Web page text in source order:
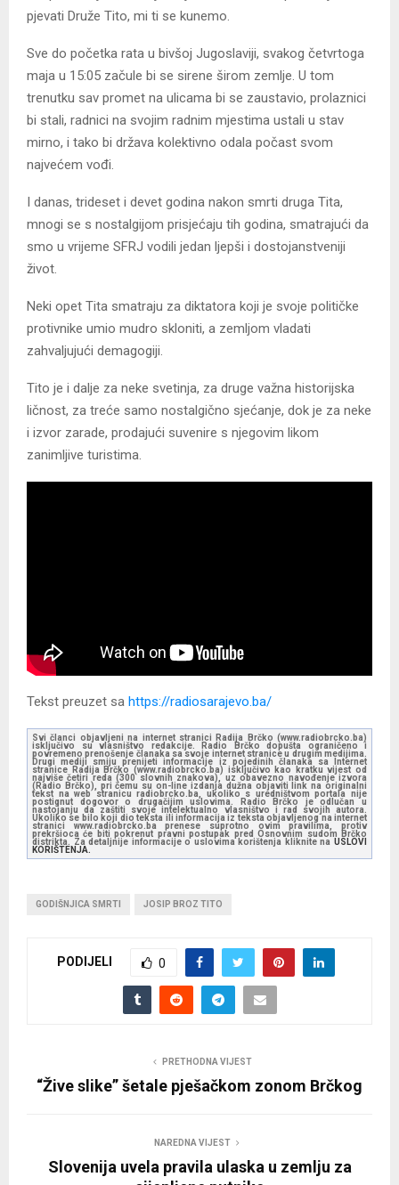
pjevati Druže Tito, mi ti se kunemo.
Sve do početka rata u bivšoj Jugoslaviji, svakog četvrtoga
maja u 15:05 začule bi se sirene širom zemlje. U tom
trenutku sav promet na ulicama bi se zaustavio, prolaznici
bi stali, radnici na svojim radnim mjestima ustali u stav
mirno, i tako bi država kolektivno odala počast svom
najvećem vođi.
I danas, trideset i devet godina nakon smrti druga Tita,
mnogi se s nostalgijom prisjećaju tih godina, smatrajući da
smo u vrijeme SFRJ vodili jedan ljepši i dostojanstveniji
život.
Neki opet Tita smatraju za diktatora koji je svoje političke
protivnike umio mudro skloniti, a zemljom vladati
zahvaljujući demagogiji.
Tito je i dalje za neke svetinja, za druge važna historijska
ličnost, za treće samo nostalgično sjećanje, dok je za neke
i izvor zarade, prodajući suvenire s njegovim likom
zanimljive turistima.
Tekst preuzet sa https://radiosarajevo.ba/
Svi članci objavljeni na internet stranici Radija Brčko (www.radiobrcko.ba)
isključivo su vlasništvo redakcije. Radio Brčko dopušta ograničeno i
povremeno prenošenje članaka sa svoje internet stranice u drugim medijima.
Drugi mediji smiju prenijeti informacije iz pojedinih članaka sa Internet
stranice Radija Brčko (www.radiobrcko.ba) isključivo kao kratku vijest od
najviše četiri reda (300 slovnih znakova), uz obavezno navođenje izvora
(Radio Brčko), pri čemu su on-line izdanja dužna objaviti link na originalni
tekst na web stranicu radiobrcko.ba, ukoliko s uredništvom portala nije
postignut dogovor o drugačijim uslovima. Radio Brčko je odlučan u
nastojanju da zaštiti svoje intelektualno vlasništvo i rad svojih autora.
Ukoliko se bilo koji dio teksta ili informacija iz teksta objavljenog na internet
stranici www.radiobrcko.ba prenese suprotno ovim pravilima, protiv
prekršioca će biti pokrenut pravni postupak pred Osnovnim sudom Brčko
distrikta. Za detaljnije informacije o uslovima korištenja kliknite na USLOVI
KORIŠTENJA.
GODIŠNJICA SMRTI JOSIP BROZ TITO
PODIJELI 0
PRETHODNA VIJEST
“Žive slike” šetale pješačkom zonom Brčkog
NAREDNA VIJEST
Slovenija uvela pravila ulaska u zemlju za